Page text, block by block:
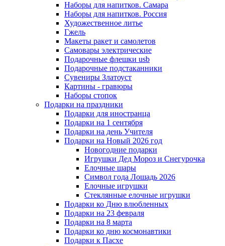
Наборы для напитков. Самара
Наборы для напитков. Россия
Художественное литье
Гжель
Макеты ракет и самолетов
Самовары электрические
Подарочные флешки usb
Подарочные подстаканники
Сувениры Златоуст
Картины - гравюры
Наборы стопок
Подарки на праздники
Подарки для иностранца
Подарки на 1 сентября
Подарки на день Учителя
Подарки на Новый 2026 год
Новогодние подарки
Игрушки Дед Мороз и Снегурочка
Елочные шары
Символ года Лошадь 2026
Елочные игрушки
Стеклянные елочные игрушки
Подарки ко Дню влюбленных
Подарки на 23 февраля
Подарки на 8 марта
Подарки ко дню космонавтики
Подарки к Пасхе